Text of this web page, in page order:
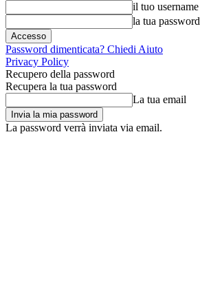
il tuo username
la tua password
Password dimenticata? Chiedi Aiuto
Privacy Policy
Recupero della password
Recupera la tua password
La tua email
La password verrà inviata via email.